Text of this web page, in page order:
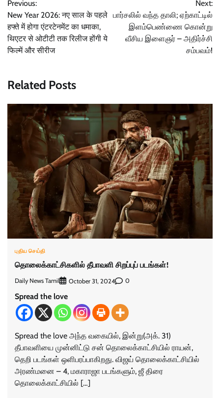
navigation
Previous:
New Year 2026: नए साल के पहले
हफ्ते में होगा एंटरटेनमेंट का धमाका,
थिएटर से ओटीटी तक रिलीज होंगी ये
फिल्में और सीरीज
Next:
பார்சலில் வந்த தாலி; ஏற்காட்டில்
இளம்பெண்ணை கொன்று
வீசிய இளைஞர் – அதிர்ச்சி
சம்பவம்!
Related Posts
புதிய செய்தி
தொலைக்காட்சிகளில் தீபாவளி சிறப்புப் படங்கள்!
Daily News Tamil October 31, 2024 0
Spread the love
Spread the love அந்த வகையில், இன்று(அக். 31)
தீபாவளியை முன்னிட்டு சன் தொலைக்காட்சியில் ராயன்,
தெறி படங்கள் ஒளிபரப்பாகிறது. விஜய் தொலைக்காட்சியில்
அரண்மனை – 4, மகாராஜா படங்களும், ஜீ திரை
தொலைக்காட்சியில் […]